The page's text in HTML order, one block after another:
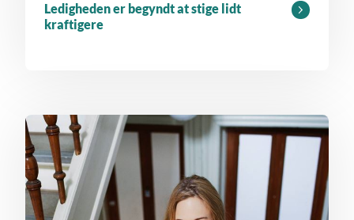
Ledigheden er begyndt at stige lidt
kraftigere